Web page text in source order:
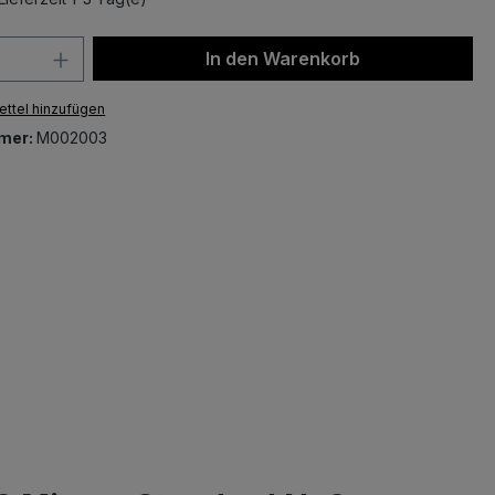
Anzahl: Gib den gewünschten Wert
In den Warenkorb
hinzufügen
M002003